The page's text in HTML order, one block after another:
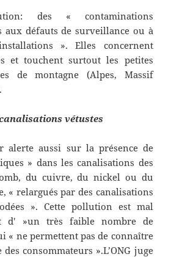
des « contaminations
aux défauts de surveillance ou à
». Elles concernent
et touchent surtout les petites
de montagne (Alpes, Massif
vétustes
alerte aussi sur la présence de
» dans les canalisations des
du cuivre, du nickel ou du
« relargués par des canalisations
». Cette pollution est mal
d' »un très faible nombre de
« ne permettent pas de connaître
consommateurs ».L’ONG juge